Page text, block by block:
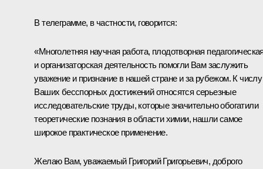
В телеграмме, в частности, говорится:
«Многолетняя научная работа, плодотворная
и организаторская деятельность помогли Вам заслужить
уважение и признание в нашей стране и за рубежом. К числу
Ваших бесспорных достижений относятся серьезные
исследовательские труды, которые значительно обогатили
теоретические познания в области химии, нашли самое
широкое практическое применение.
Желаю Вам, уважаемый Григорий Григорьевич, доброго